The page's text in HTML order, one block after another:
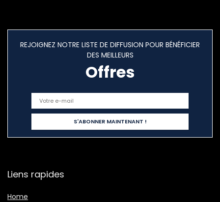
REJOIGNEZ NOTRE LISTE DE DIFFUSION POUR BÉNÉFICIER
DES MEILLEURS
Offres
Liens rapides
Home